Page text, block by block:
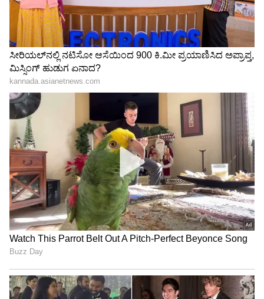
ಗಿಫ್ಟ್‌.. - 'ಟಾಕ್ಸಿಕ್‌' ಬಗ್ಗೆ ಮೊದಲ
ಬಾರಿಗೆ ಮೌನ ಮುರಿದ 'ಅಣ್ತಮ್ಮ'
ತರಕಾರಿ, ಹಳತಾದ ಮಾಂಸ! 26
ಹೋಟೆಲ್‌ ಮೇಲೆ ಆಹಾರ ಇಲಾಖೆ
ದಾಳಿ!
LATEST VIDEOS
"ರಾಜಕೀಯ ಬೇಡ, ಸಿನಿಮಾನೇ ಪ್ರಾಣ":
ಕನಕೋತ್ಸವದಲ್ಲಿ ರಿಷಬ್ ಶೆಟ್ಟಿ | Rishab
Shetty speech | Suvarna News
ಶೇ.50 ರಿಂದ ಶೇ.18 ಕ್ಕೆ TAX ಇಳಿಕೆ: ಮೋದಿ-
ಟ್ರಂಪ್ ಐತಿಹಾಸಿಕ ಒಪ್ಪಂದ | India US
Trade Deal | Party Rounds